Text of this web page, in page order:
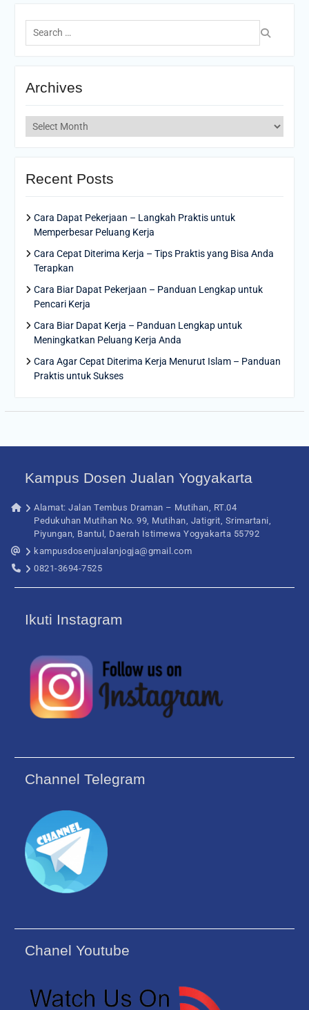
Search
for:
Archives
Archives
Recent Posts
Cara Dapat Pekerjaan – Langkah Praktis untuk
Memperbesar Peluang Kerja
Cara Cepat Diterima Kerja – Tips Praktis yang Bisa Anda
Terapkan
Cara Biar Dapat Pekerjaan – Panduan Lengkap untuk
Pencari Kerja
Cara Biar Dapat Kerja – Panduan Lengkap untuk
Meningkatkan Peluang Kerja Anda
Cara Agar Cepat Diterima Kerja Menurut Islam – Panduan
Praktis untuk Sukses
Kampus Dosen Jualan Yogyakarta
Alamat: Jalan Tembus Draman – Mutihan, RT.04
Pedukuhan Mutihan No. 99, Mutihan, Jatigrit, Srimartani,
Piyungan, Bantul, Daerah Istimewa Yogyakarta 55792
kampusdosenjualanjogja@gmail.com
0821-3694-7525
Ikuti Instagram
Channel Telegram
Chanel Youtube